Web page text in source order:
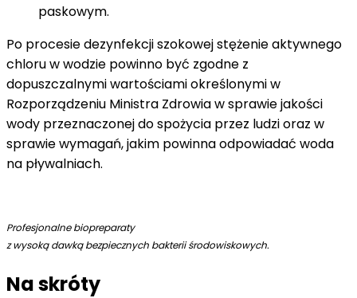
paskowym.
Po procesie dezynfekcji szokowej stężenie aktywnego
chloru w wodzie powinno być zgodne z
dopuszczalnymi wartościami określonymi w
Rozporządzeniu Ministra Zdrowia w sprawie jakości
wody przeznaczonej do spożycia przez ludzi oraz w
sprawie wymagań, jakim powinna odpowiadać woda
na pływalniach.
Profesjonalne biopreparaty
z wysoką dawką bezpiecznych bakterii środowiskowych.
Na skróty